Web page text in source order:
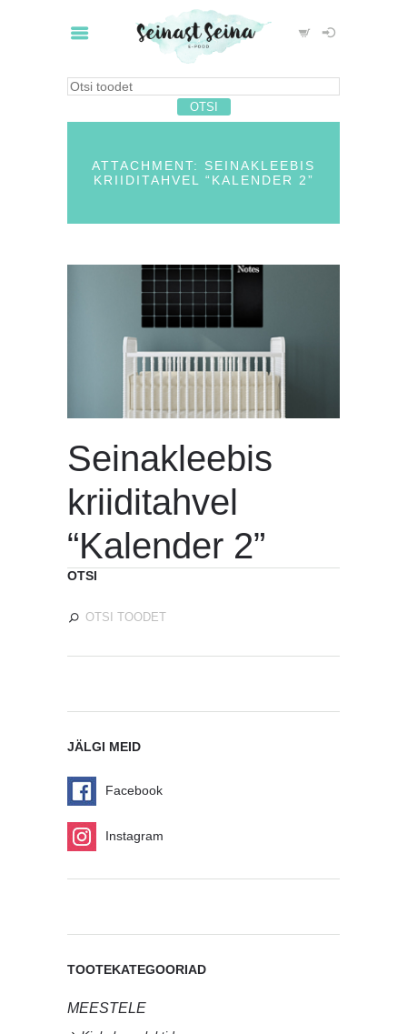
ATTACHMENT: SEINAKLEEBIS
KRIIDITAHVEL “KALENDER 2”
Seinakleebis
kriiditahvel
“Kalender 2”
OTSI
JÄLGI MEID
Facebook
Instagram
TOOTEKATEGOORIAD
MEESTELE